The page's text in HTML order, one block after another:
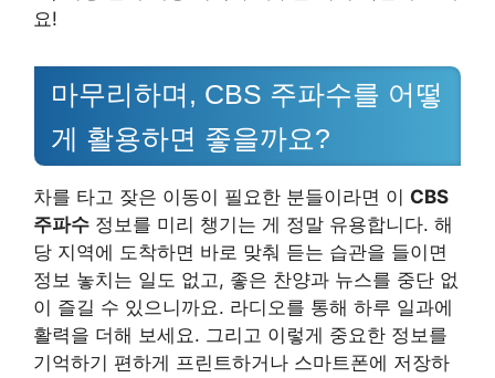
요!
마무리하며, CBS 주파수를 어떻
게 활용하면 좋을까요?
차를 타고 잦은 이동이 필요한 분들이라면 이 CBS
주파수 정보를 미리 챙기는 게 정말 유용합니다. 해
당 지역에 도착하면 바로 맞춰 듣는 습관을 들이면
정보 놓치는 일도 없고, 좋은 찬양과 뉴스를 중단 없
이 즐길 수 있으니까요. 라디오를 통해 하루 일과에
활력을 더해 보세요. 그리고 이렇게 중요한 정보를
기억하기 편하게 프린트하거나 스마트폰에 저장하